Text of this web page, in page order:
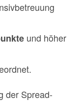
und höher
der Spread-